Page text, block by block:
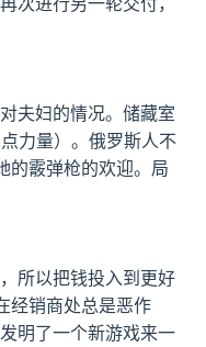
夫妇的情况。储藏室
力量）。俄罗斯人不
霰弹枪的欢迎。局
所以把钱投入到更好
经销商处总是恶作
明了一个新游戏来一